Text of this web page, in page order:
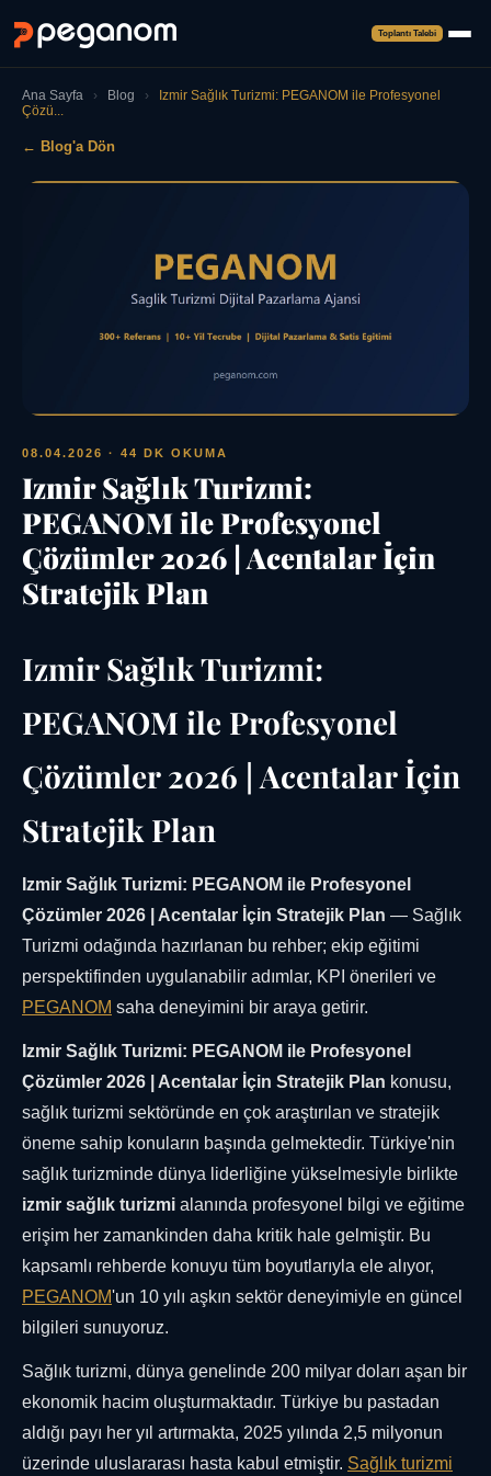
Toplantı Talebi
Ana Sayfa › Blog ›
Izmir Sağlık Turizmi: PEGANOM ile Profesyonel
Çözü...
← Blog'a Dön
08.04.2026 · 44 DK OKUMA
Izmir Sağlık Turizmi:
PEGANOM ile Profesyonel
Çözümler 2026 | Acentalar İçin
Stratejik Plan
Izmir Sağlık Turizmi:
PEGANOM ile Profesyonel
Çözümler 2026 | Acentalar İçin
Stratejik Plan
Izmir Sağlık Turizmi: PEGANOM ile Profesyonel
Çözümler 2026 | Acentalar İçin Stratejik Plan — Sağlık
Turizmi odağında hazırlanan bu rehber; ekip eğitimi
perspektifinden uygulanabilir adımlar, KPI önerileri ve
PEGANOM saha deneyimini bir araya getirir.
Izmir Sağlık Turizmi: PEGANOM ile Profesyonel
Çözümler 2026 | Acentalar İçin Stratejik Plan konusu,
sağlık turizmi sektöründe en çok araştırılan ve stratejik
öneme sahip konuların başında gelmektedir. Türkiye'nin
sağlık turizminde dünya liderliğine yükselmesiyle birlikte
izmir sağlık turizmi alanında profesyonel bilgi ve eğitime
erişim her zamankinden daha kritik hale gelmiştir. Bu
kapsamlı rehberde konuyu tüm boyutlarıyla ele alıyor,
PEGANOM'un 10 yılı aşkın sektör deneyimiyle en güncel
bilgileri sunuyoruz.
Sağlık turizmi, dünya genelinde 200 milyar doları aşan bir
ekonomik hacim oluşturmaktadır. Türkiye bu pastadan
aldığı payı her yıl artırmakta, 2025 yılında 2,5 milyonun
üzerinde uluslararası hasta kabul etmiştir. Sağlık turizmi